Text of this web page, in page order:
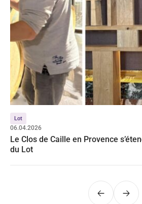
Lot
06.04.2026
Le Clos de Caille en Provence
du Lot
Précédent